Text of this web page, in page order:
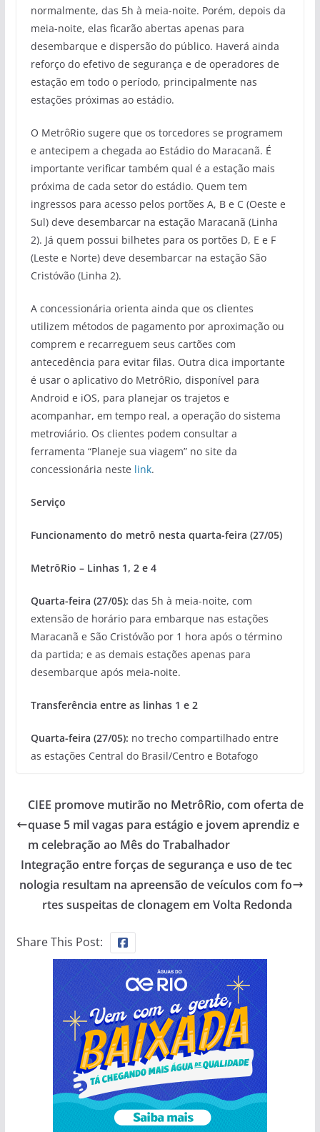
normalmente, das 5h à meia-noite. Porém, depois da
meia-noite, elas ficarão abertas apenas para
desembarque e dispersão do público. Haverá ainda
reforço do efetivo de segurança e de operadores de
estação em todo o período, principalmente nas
estações próximas ao estádio.
O MetrôRio sugere que os torcedores se programem
e antecipem a chegada ao Estádio do Maracanã. É
importante verificar também qual é a estação mais
próxima de cada setor do estádio. Quem tem
ingressos para acesso pelos portões A, B e C (Oeste e
Sul) deve desembarcar na estação Maracanã (Linha
2). Já quem possui bilhetes para os portões D, E e F
(Leste e Norte) deve desembarcar na estação São
Cristóvão (Linha 2).
A concessionária orienta ainda que os clientes
utilizem métodos de pagamento por aproximação ou
comprem e recarreguem seus cartões com
antecedência para evitar filas. Outra dica importante
é usar o aplicativo do MetrôRio, disponível para
Android e iOS, para planejar os trajetos e
acompanhar, em tempo real, a operação do sistema
metroviário. Os clientes podem consultar a
ferramenta “Planeje sua viagem” no site da
concessionária neste link.
Serviço
Funcionamento do metrô nesta quarta-feira (27/05)
MetrôRio – Linhas 1, 2 e 4
Quarta-feira (27/05): das 5h à meia-noite, com
extensão de horário para embarque nas estações
Maracanã e São Cristóvão por 1 hora após o término
da partida; e as demais estações apenas para
desembarque após meia-noite.
Transferência entre as linhas 1 e 2
Quarta-feira (27/05): no trecho compartilhado entre
as estações Central do Brasil/Centro e Botafogo
CIEE promove mutirão no MetrôRio, com oferta de
quase 5 mil vagas para estágio e jovem aprendiz e
m celebração ao Mês do Trabalhador
Integração entre forças de segurança e uso de tec
nologia resultam na apreensão de veículos com fo
rtes suspeitas de clonagem em Volta Redonda
Share This Post: